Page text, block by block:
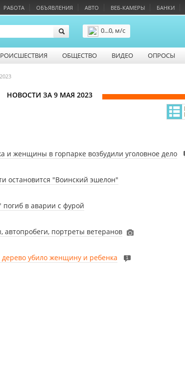
РАБОТА ОБЪЯВЛЕНИЯ АВТО ВЕБ-КАМЕРЫ БАНКИ
0...0, м/с
ОБЩЕСТВО ВИДЕО ОПРОСЫ
НОВОСТИ ЗА 9 МАЯ 2023
и женщины в горпарке возбудили уголовное дело
остановится "Воинский эшелон"
в аварии с фурой
портреты ветеранов
убило женщину и ребенка 1